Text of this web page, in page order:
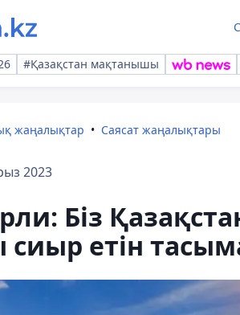
#Қазақстан мақтанышы
жаңалықтар Саясат жаңалықтары
2023
Біз
сиыр етін